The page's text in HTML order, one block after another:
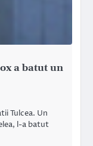
a batut un
Tulcea. Un
l-a batut